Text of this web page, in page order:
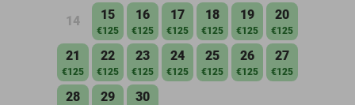
14 15
€125
16
€125
17
€125
18
€125
19
€125
20
€125
21
€125
22
€125
23
€125
24
€125
25
€125
26
€125
27
€125
28 29 30